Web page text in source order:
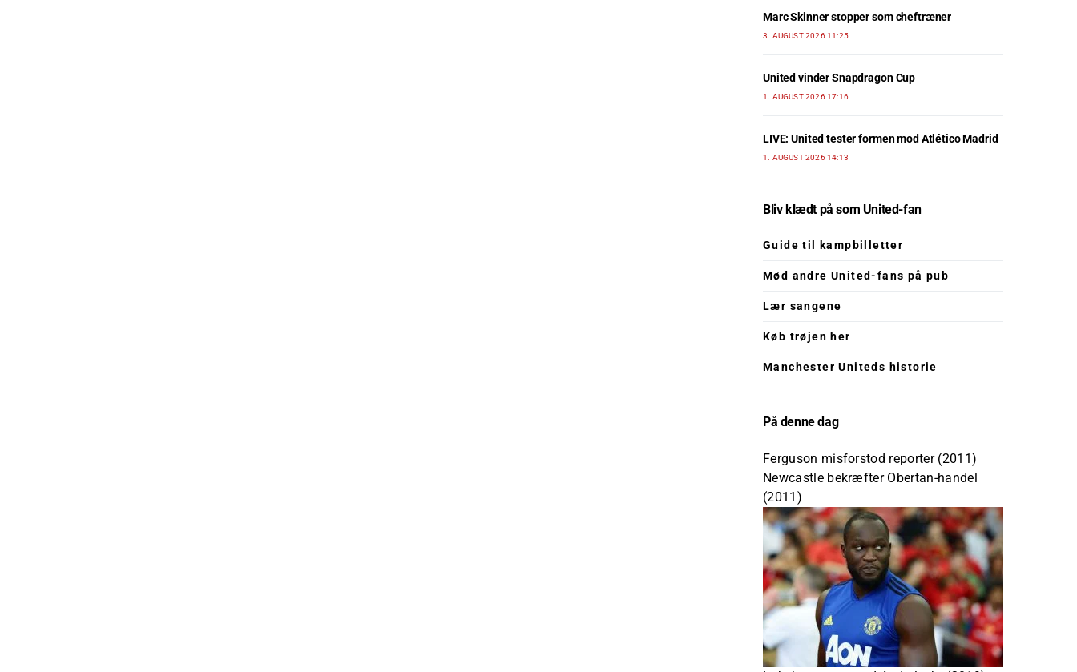
Marc Skinner stopper som cheftræner
3. AUGUST 2026 11:25
United vinder Snapdragon Cup
1. AUGUST 2026 17:16
LIVE: United tester formen mod Atlético Madrid
1. AUGUST 2026 14:13
Bliv klædt på som United-fan
Guide til kampbilletter
Mød andre United-fans på pub
Lær sangene
Køb trøjen her
Manchester Uniteds historie
På denne dag
Ferguson misforstod reporter (2011)
Newcastle bekræfter Obertan-handel
(2011)